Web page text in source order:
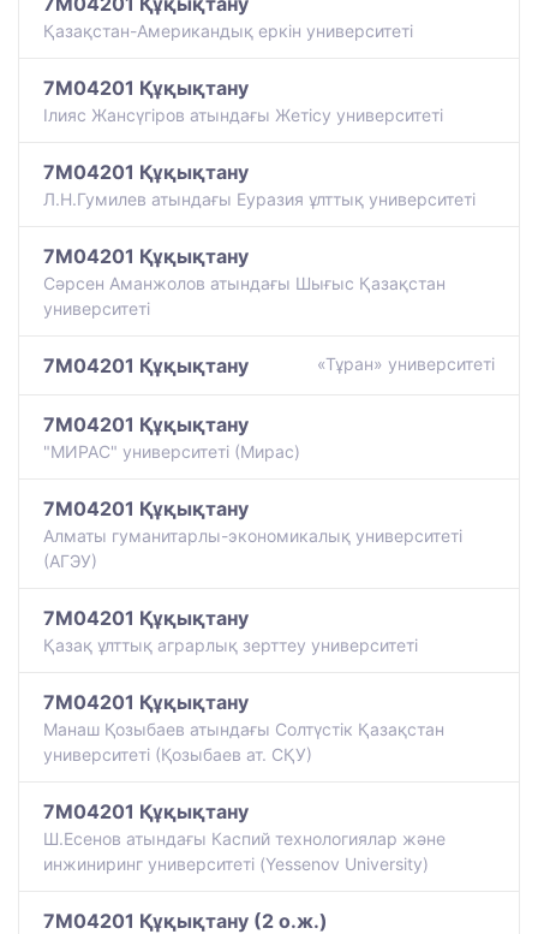
Қазақстан-Американдық еркін университеті
7M04201 Құқықтану
Ілияс Жансүгіров атындағы Жетісу университеті
7M04201 Құқықтану
Л.Н.Гумилев атындағы Еуразия ұлттық университеті
7M04201 Құқықтану
Сәрсен Аманжолов атындағы Шығыс Қазақстан
университеті
7M04201 Құқықтану «Тұран» университеті
7M04201 Құқықтану
"МИРАС" университеті (Мирас)
7M04201 Құқықтану
Алматы гуманитарлы-экономикалық университеті
(АГЭУ)
7M04201 Құқықтану
Қазақ ұлттық аграрлық зерттеу университеті
7M04201 Құқықтану
Манаш Қозыбаев атындағы Солтүстік Қазақстан
университеті (Қозыбаев ат. СҚУ)
7M04201 Құқықтану
Ш.Есенов атындағы Каспий технологиялар және
инжиниринг университеті (Yessenov University)
7M04201 Құқықтану (2 о.ж.)